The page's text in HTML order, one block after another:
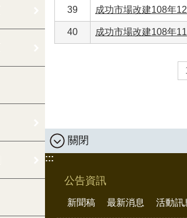
39 成功市場改建108年
40 成功市場改建108年
關閉
:::
公告資訊
新聞稿 最新消息 活動訊